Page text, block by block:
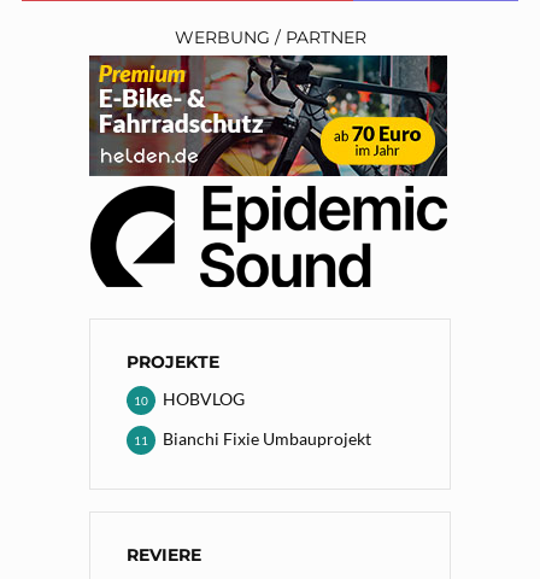
WERBUNG / PARTNER
PROJEKTE
HOBVLOG
10
Bianchi Fixie Umbauprojekt
11
REVIERE